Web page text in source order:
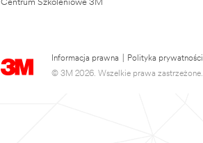
Centrum Szkoleniowe 3M
Informacja prawna Polityka prywatności
© 3M 2026. Wszelkie prawa zastrzeżone.